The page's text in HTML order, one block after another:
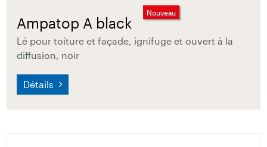
Ampatop A black
Nouveau
Lé pour toiture et façade, ignifuge et ouvert à la
diffusion, noir
Détails